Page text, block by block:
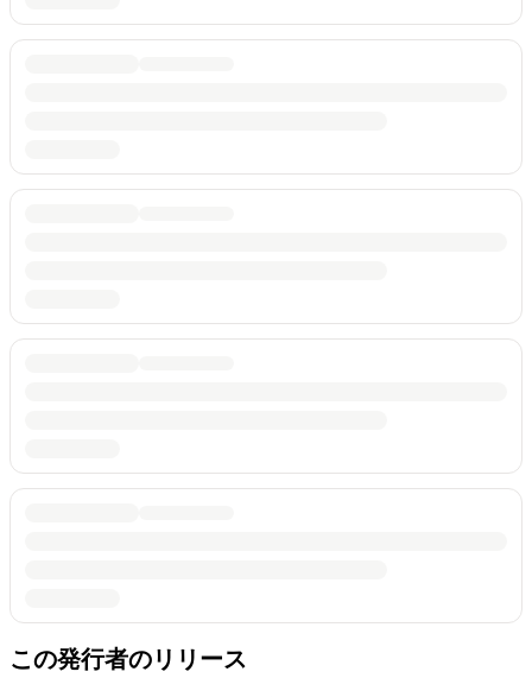
この発行者のリリース